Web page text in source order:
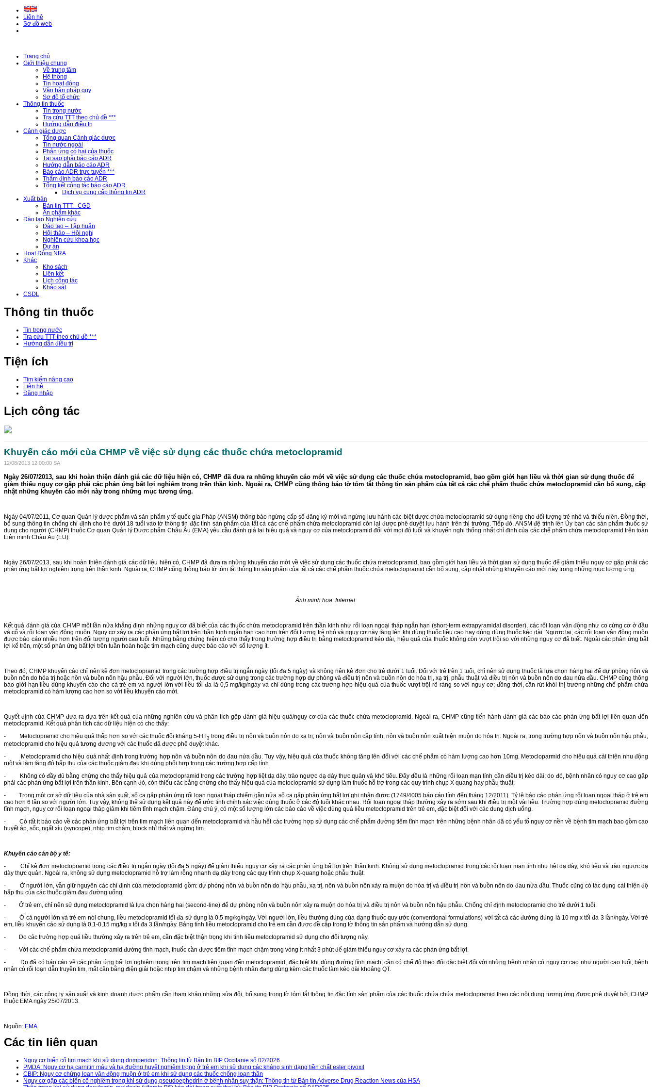
Liên hệ
Sơ đồ web
Trang chủ
Giới thiệu chung
Về trung tâm
Hệ thống
Tin hoạt động
Văn bản pháp quy
Sơ đồ tổ chức
Thông tin thuốc
Tin trong nước
Tra cứu TTT theo chủ đề ***
Hướng dẫn điều trị
Cảnh giác dược
Tổng quan Cảnh giác dược
Tin nước ngoài
Phản ứng có hại của thuốc
Tại sao phải báo cáo ADR
Hướng dẫn báo cáo ADR
Báo cáo ADR trực tuyến ***
Thẩm định báo cáo ADR
Tổng kết công tác báo cáo ADR
Dịch vụ cung cấp thông tin ADR
Xuất bản
Bản tin TTT - CGD
Ấn phẩm khác
Đào tạo Nghiên cứu
Đào tạo – Tập huấn
Hội thảo – Hội nghị
Nghiên cứu khoa học
Dự án
Hoạt Động NRA
Khác
Kho sách
Liên kết
Lịch công tác
Khảo sát
CSDL
Thông tin thuốc
Tin trong nước
Tra cứu TTT theo chủ đề ***
Hướng dẫn điều trị
Tiện ích
Tim kiếm nâng cao
Liên hệ
Đăng nhập
Lịch công tác
Khuyến cáo mới của CHMP về việc sử dụng các thuốc chứa metoclopramid
12/08/2013 12:00:00 SA
Ngày 26/07/2013, sau khi hoàn thiện đánh giá các dữ liệu hiện có, CHMP đã đưa ra những khuyến cáo mới về việc sử dụng các thuốc chứa metoclopramid, bao gồm giới hạn liều và thời gian sử dụng thuốc để
giảm thiểu nguy cơ gặp phải các phản ứng bất lợi nghiêm trọng trên thần kinh. Ngoài ra, CHMP cũng thông báo tờ tóm tắt thông tin sản phẩm của tất cả các chế phẩm thuốc chứa metoclopramid cần bổ sung, cập
nhật những khuyến cáo mới này trong những mục tương ứng.
Ngày 04/07/2011, Cơ quan Quản lý dược phẩm và sản phẩm y tế quốc gia Pháp (ANSM) thông báo ngừng cấp số đăng ký mới và ngừng lưu hành các biệt dược chứa metoclopramid sử dụng riêng cho đối tượng trẻ nhỏ và thiếu niên. Đồng thời,
bổ sung thông tin chống chỉ định cho trẻ dưới 18 tuổi vào tờ thông tin đặc tính sản phẩm của tất cả các chế phẩm chứa metoclopramid còn lại được phê duyệt lưu hành trên thị trường. Tiếp đó, ANSM đệ trình lên Ủy ban các sản phẩm thuốc sử
dụng cho người (CHMP) thuộc Cơ quan Quản lý Dược phẩm Châu Âu (EMA) yêu cầu đánh giá lại hiệu quả và nguy cơ của metoclopramid đối với mọi độ tuổi và khuyến nghị thống nhất chỉ định của các chế phẩm chứa metoclopramid trên toàn
Liên minh Châu Âu (EU).
Ngày 26/07/2013, sau khi hoàn thiện đánh giá các dữ liệu hiện có, CHMP đã đưa ra những khuyến cáo mới về việc sử dụng các thuốc chứa metoclopramid, bao gồm giới hạn liều và thời gian sử dụng thuốc để giảm thiểu nguy cơ gặp phải các
phản ứng bất lợi nghiêm trọng trên thần kinh. Ngoài ra, CHMP cũng thông báo tờ tóm tắt thông tin sản phẩm của tất cả các chế phẩm thuốc chứa metoclopramid cần bổ sung, cập nhật những khuyến cáo mới này trong những mục tương ứng.
Ảnh minh họa: Internet.
Kết quả đánh giá của CHMP một lần nữa khẳng định những nguy cơ đã biết của các thuốc chứa metoclopramid trên thần kinh như rối loạn ngoại tháp ngắn hạn (short-term extrapyramidal disorder), các rối loạn vận động như co cứng cơ ở đầu
và cổ và rối loạn vận động muộn. Nguy cơ xảy ra các phản ứng bất lợi trên thần kinh ngắn hạn cao hơn trên đối tượng trẻ nhỏ và nguy cơ này tăng lên khi dùng thuốc liều cao hay dùng dùng thuốc kéo dài. Ngược lại, các rối loạn vận động muộn
được báo cáo nhiều hơn trên đối tượng người cao tuổi. Những bằng chứng hiện có cho thấy trong trường hợp điều trị bằng metoclopramid kéo dài, hiệu quả của thuốc không còn vượt trội so với những nguy cơ đã biết. Ngoài các phản ứng bất
lợi kể trên, một số phản ứng bất lợi trên tuần hoàn hoặc tim mạch cũng được báo cáo với số lượng ít.
Theo đó, CHMP khuyến cáo chỉ nên kê đơn metoclopramid trong các trường hợp điều trị ngắn ngày (tối đa 5 ngày) và không nên kê đơn cho trẻ dưới 1 tuổi. Đối với trẻ trên 1 tuổi, chỉ nên sử dụng thuốc là lựa chọn hàng hai để dự phòng nôn và
buồn nôn do hóa trị hoặc nôn và buồn nôn hậu phẫu. Đối với người lớn, thuốc được sử dụng trong các trường hợp dự phòng và điều trị nôn và buồn nôn do hóa trị, xạ trị, phẫu thuật và điều trị nôn và buồn nôn do đau nửa đầu. CHMP cũng thông
báo giới hạn liều dùng khuyến cáo cho cả trẻ em và người lớn với liều tối đa là 0,5 mg/kg/ngày và chỉ dùng trong các trường hợp hiệu quả của thuốc vượt trội rõ ràng so với nguy cơ; đồng thời, cần rút khỏi thị trường những chế phẩm chứa
metoclopramid có hàm lượng cao hơn so với liều khuyến cáo mới.
Quyết định của CHMP đưa ra dựa trên kết quả của những nghiên cứu và phân tích gộp đánh giá hiệu quả/nguy cơ của các thuốc chứa metoclopramid. Ngoài ra, CHMP cũng tiến hành đánh giá các báo cáo phản ứng bất lợi liên quan đến
metoclopramid. Kết quả phân tích các dữ liệu hiện có cho thấy:
- Metoclopramid cho hiệu quả thấp hơn so với các thuốc đối kháng 5-HT3 trong điều trị nôn và buồn nôn do xạ trị; nôn và buồn nôn cấp tính, nôn và buồn nôn xuất hiện muộn do hóa trị. Ngoài ra, trong trường hợp nôn và buồn nôn hậu phẫu,
metoclopramid cho hiệu quả tương đương với các thuốc đã được phê duyệt khác.
- Metoclopramid cho hiệu quả nhất định trong trường hợp nôn và buồn nôn do đau nửa đầu. Tuy vậy, hiệu quả của thuốc không tăng lên đối với các chế phẩm có hàm lượng cao hơn 10mg. Metocloparmid cho hiệu quả cải thiện nhu động
ruột và làm tăng độ hấp thu của các thuốc giảm đau khi dùng phối hợp trong các trường hợp cấp tính.
- Không có đầy đủ bằng chứng cho thấy hiệu quả của metoclopramid trong các trường hợp liệt dạ dày, trào ngược dạ dày thực quản và khó tiêu. Đây đều là những rối loạn mạn tính cần điều trị kéo dài; do đó, bệnh nhân có nguy cơ cao gặp
phải các phản ứng bất lợi trên thần kinh. Bên cạnh đó, còn thiếu các bằng chứng cho thấy hiệu quả của metoclopramid sử dụng làm thuốc hỗ trợ trong các quy trình chụp X quang hay phẫu thuật.
- Trong một cơ sở dữ liệu của nhà sản xuất, số ca gặp phản ứng rối loạn ngoại tháp chiếm gần nửa số ca gặp phản ứng bất lợi ghi nhận được (1749/4005 báo cáo tính đến tháng 12/2011). Tỷ lệ báo cáo phản ứng rối loạn ngoại tháp ở trẻ em
cao hơn 6 lần so với người lớn. Tuy vậy, không thể sử dụng kết quả này để ước tính chính xác việc dùng thuốc ở các độ tuổi khác nhau. Rối loạn ngoại tháp thường xảy ra sớm sau khi điều trị một vài liều. Trường hợp dùng metoclopramid đường
tĩnh mạch, nguy cơ rối loạn ngoại tháp giảm khi tiêm tĩnh mạch chậm. Đáng chú ý, có một số lượng lớn các báo cáo về việc dùng quá liều metoclopramid trên trẻ em, đặc biệt đối với các dung dịch uống.
- Có rất ít báo cáo về các phản ứng bất lợi trên tim mạch liên quan đến metoclopramid và hầu hết các trường hợp sử dụng các chế phẩm đường tiêm tĩnh mạch trên những bệnh nhân đã có yếu tố nguy cơ nền về bệnh tim mạch bao gồm cao
huyết áp, sốc, ngất xỉu (syncope), nhịp tim chậm, block nhĩ thất và ngừng tim.
Khuyến cáo cán bộ y tế:
- Chỉ kê đơn metoclopramid trong các điều trị ngắn ngày (tối đa 5 ngày) để giảm thiểu nguy cơ xảy ra các phản ứng bất lợi trên thần kinh. Không sử dụng metoclopramid trong các rối loạn mạn tính như liệt dạ dày, khó tiêu và trào ngược dạ
dày thực quản. Ngoài ra, không sử dụng metoclopramid hỗ trợ làm rỗng nhanh dạ dày trong các quy trình chụp X-quang hoặc phẫu thuật.
- Ở người lớn, vẫn giữ nguyên các chỉ định của metoclopramid gồm: dự phòng nôn và buồn nôn do hậu phẫu, xạ trị, nôn và buồn nôn xảy ra muộn do hóa trị và điều trị nôn và buồn nôn do đau nửa đầu. Thuốc cũng có tác dụng cải thiện độ
hấp thu của các thuốc giảm đau đường uống.
- Ở trẻ em, chỉ nên sử dụng metoclopramid là lựa chọn hàng hai (second-line) để dự phòng nôn và buồn nôn xảy ra muộn do hóa trị và điều trị nôn và buồn nôn hậu phẫu. Chống chỉ định metoclopramid cho trẻ dưới 1 tuổi.
- Ở cả người lớn và trẻ em nói chung, liều metoclopramid tối đa sử dụng là 0,5 mg/kg/ngày. Với người lớn, liều thường dùng của dạng thuốc quy ước (conventional formulations) với tất cả các đường dùng là 10 mg x tối đa 3 lần/ngày. Với trẻ
em, liều khuyến cáo sử dụng là 0,1-0,15 mg/kg x tối đa 3 lần/ngày. Bảng tính liều metoclopramid cho trẻ em cần được đề cập trong tờ thông tin sản phẩm và hướng dẫn sử dụng.
- Do các trường hợp quá liều thường xảy ra trên trẻ em, cần đặc biệt thận trọng khi tính liều metoclopramid sử dụng cho đối tượng này.
- Với các chế phẩm chứa metoclopramid đường tĩnh mạch, thuốc cần được tiêm tĩnh mạch chậm trong vòng ít nhất 3 phút để giảm thiểu nguy cơ xảy ra các phản ứng bất lợi.
- Do đã có báo cáo về các phản ứng bất lợi nghiêm trọng trên tim mạch liên quan đến metoclopramid, đặc biệt khi dùng đường tĩnh mạch; cần có chế độ theo đõi dặc biệt đối với những bệnh nhân có nguy cơ cao như người cao tuổi, bệnh
nhân có rối loạn dẫn truyền tim, mất cân bằng điện giải hoặc nhịp tim chậm và những bệnh nhân đang dùng kèm các thuốc làm kéo dài khoảng QT.
Đồng thời, các công ty sản xuất và kinh doanh dược phẩm cần tham khảo những sửa đổi, bổ sung trong tờ tóm tắt thông tin đặc tính sản phẩm của các thuốc chứa chứa metoclopramid theo các nội dung tương ứng được phê duyệt bởi CHMP
thuộc EMA ngày 25/07/2013.
Nguồn: EMA
Các tin liên quan
Nguy cơ biến cố tim mạch khi sử dụng domperidon: Thông tin từ Bản tin BIP Occitanie số 02/2026
PMDA: Nguy cơ hạ carnitin máu và hạ đường huyết nghiêm trọng ở trẻ em khi sử dụng các kháng sinh dạng tiền chất ester pivoxil
CBIP: Nguy cơ chứng loạn vận động muộn ở trẻ em khi sử dụng các thuốc chống loạn thần
Nguy cơ gặp các biến cố nghiêm trọng khi sử dụng pseudoephedrin ở bệnh nhân suy thận: Thông tin từ Bản tin Adverse Drug Reaction News của HSA